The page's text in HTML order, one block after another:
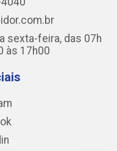
sexta-feira, das 07h
às 17h00